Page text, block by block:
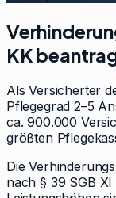
KK
Als Versicherter
Pflegegrad 2–5
ca. 900.000
größten
Die
nach § 39 SGB